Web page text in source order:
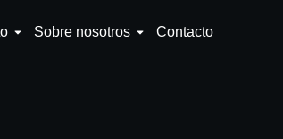
Sobre nosotros Contacto